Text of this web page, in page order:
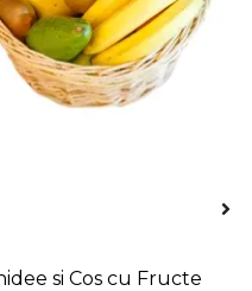
si Cos cu Fructe